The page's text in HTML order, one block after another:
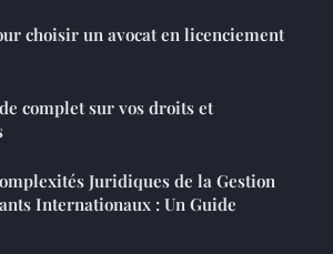
choisir un avocat en licenciement
complet sur vos droits et
Juridiques de la Gestion
Internationaux : Un Guide